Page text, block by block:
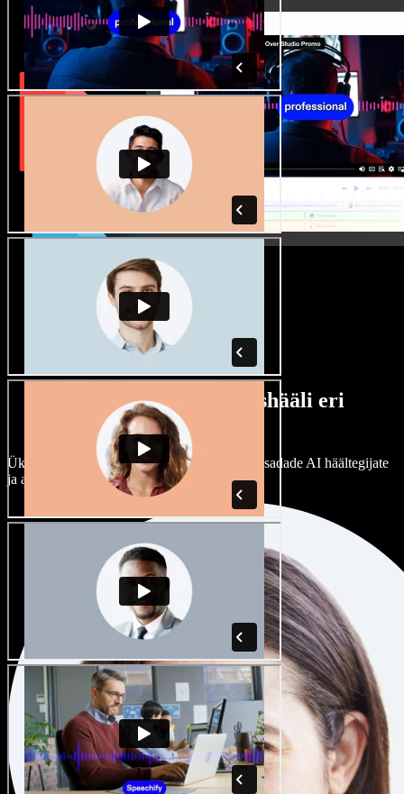
Lai valik mees- ja naishääli eri
aktsentidega
Ükski projekt ei pea kõlama ühtemoodi. Vali sadade AI häältegijate
ja aktsentide hulgast ning kohanda neid.